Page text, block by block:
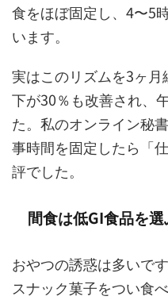
食をほぼ固定し、4〜5
います。
実はこのリズムを3ヶ
下が30％も改善され、
た。私のオンライン秘
事時間を固定したら「
評でした。
間食は低GI食品を選
おやつの誘惑は多いで
スナック菓子をつい食